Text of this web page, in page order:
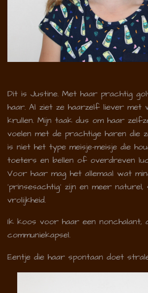
Dit is Justine. Met haar prachtig
haar. Al ziet ze haarzelf liever met
krullen. Mijn taak dus om haar
voelen met de prachtige haren die
is niet het type meisje-meisje die
toeters en bellen of overdreven
Voor haar mag het allemaal wat
'prinsesachtig' zijn en meer naturel,
vrolijkheid.
Ik koos voor haar een nonchalant,
communiekapsel.
Eentje die haar spontaan doet